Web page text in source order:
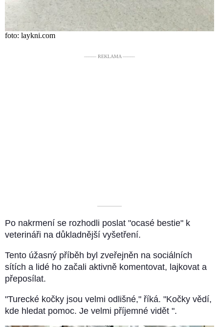
foto: laykni.com
––––– REKLAMA –––––
––––––––––
Po nakrmení se rozhodli poslat "ocasé bestie" k
veterináři na důkladnější vyšetření.
Tento úžasný příběh byl zveřejněn na sociálních
sítích a lidé ho začali aktivně komentovat, lajkovat a
přeposílat.
"Turecké kočky jsou velmi odlišné," říká. "Kočky vědí,
kde hledat pomoc. Je velmi příjemné vidět ".